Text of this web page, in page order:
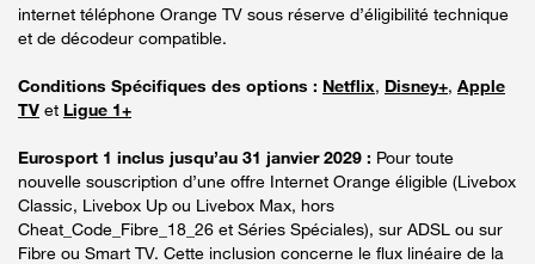
internet téléphone Orange TV sous réserve d’éligibilité technique
et de décodeur compatible.
Conditions Spécifiques des options : Netflix, Disney+, Apple
TV et Ligue 1+
Eurosport 1 inclus jusqu’au 31 janvier 2029 : Pour toute
nouvelle souscription d’une offre Internet Orange éligible (Livebox
Classic, Livebox Up ou Livebox Max, hors
Cheat_Code_Fibre_18_26 et Séries Spéciales), sur ADSL ou sur
Fibre ou Smart TV. Cette inclusion concerne le flux linéaire de la